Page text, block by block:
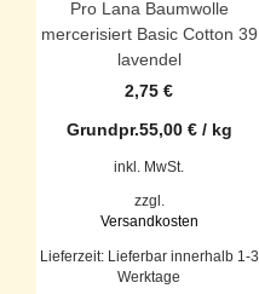
Pro Lana Baumwolle
mercerisiert Basic Cotton 39
lavendel
2,75€
Grundpr.55,00 €/ kg
inkl. MwSt.
zzgl.
Versandkosten
Lieferzeit: Lieferbar innerhalb 1-3
Werktage